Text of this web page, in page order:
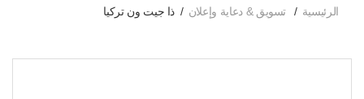
الرئيسية تسويق & دعاية وإعلان ذا جيت ون تركيا